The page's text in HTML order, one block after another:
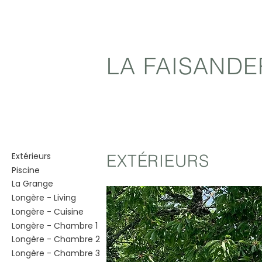
Extérieurs
Piscine
La Grange
Longère - Living
Longère - Cuisine
Longère - Chambre 1
Longère - Chambre 2
Longère - Chambre 3
LA
EXTÉRIEURS